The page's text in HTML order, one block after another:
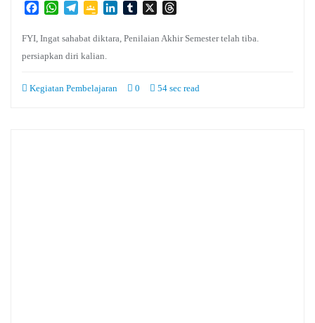
FacebookWhatsApp
TelegramGoogleLinkedInTumblr
X
FYI, Ingat sahabat diktara, Penilaian Akhir Semester telah tiba.
persiapkan diri kalian.
Kegiatan Pembelajaran 0 54 sec read